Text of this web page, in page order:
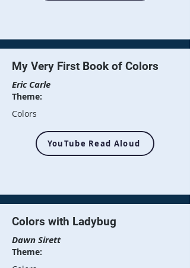
My Very First Book of Colors
Eric Carle
Theme:
Colors
YouTube Read Aloud
Colors with Ladybug
Dawn Sirett
Theme: